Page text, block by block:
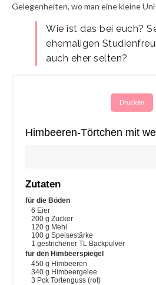
Gelegenheiten, wo man eine kleine
Wie ist das bei euch?
ehemaligen
auch eher selten?
Drucken
Himbeeren-Törtchen mit
Zutaten
für die Böden
6 Eier
200 g Zucker
120 g Mehl
100 g Speisestärke
1 gestrichener TL
Backpulver
für den Himbeerspiegel
450 g Himbeeren
340 g Himbeergelee
3 Pck Tortenguss (rot)